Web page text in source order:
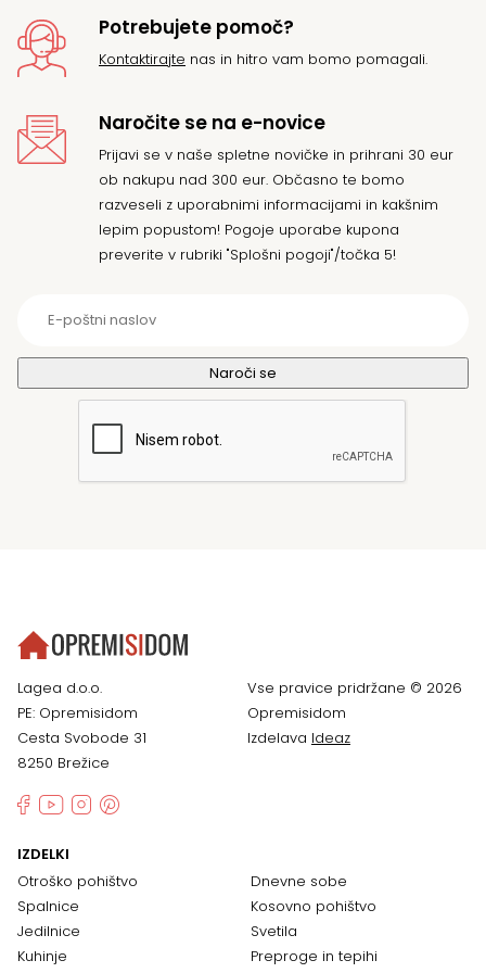
Potrebujete pomoč?
Kontaktirajte nas in hitro vam bomo pomagali.
Naročite se na e-novice
Prijavi se v naše spletne novičke in prihrani 30 eur
ob nakupu nad 300 eur. Občasno te bomo
razveseli z uporabnimi informacijami in kakšnim
lepim popustom! Pogoje uporabe kupona
preverite v rubriki "Splošni pogoji"/točka 5!
Lagea d.o.o.
PE: Opremisidom
Cesta Svobode 31
8250 Brežice
Vse pravice pridržane © 2026
Opremisidom
Izdelava Ideaz
IZDELKI
Otroško pohištvo
Spalnice
Jedilnice
Kuhinje
Dnevne sobe
Kosovno pohištvo
Svetila
Preproge in tepihi